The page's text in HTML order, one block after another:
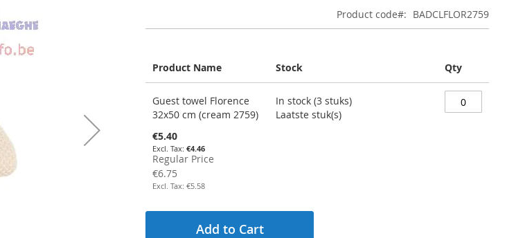
Product code BADCLFLOR2759
product
items
Product Name Stock Qty
Guest towel Florence
32x50 cm (cream 2759)
Special
Price
€5.40
€4.46
Regular Price
€6.75
€5.58
In stock (3 stuks)
Add to Cart